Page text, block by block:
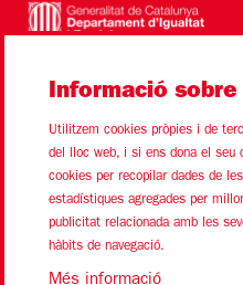
Sitemap Avís Legal
Informació
Utilitzem cookies pròpies i de
del lloc web, i si ens dona el seu
cookies per recopilar dades de
estadístiques agregades per
publicitat relacionada amb les
hàbits de navegació.
Més informació